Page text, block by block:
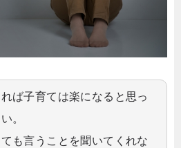
ば子育ては楽になると思っ
。
も言うことを聞いてくれな